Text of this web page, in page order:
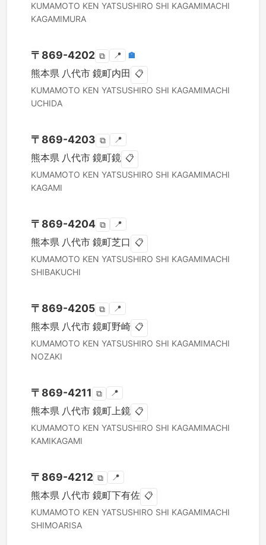
KUMAMOTO KEN YATSUSHIRO SHI KAGAMIMACHI
KAGAMIMURA
〒 869-4202 ⧉ 📍 🏣
熊本県 八代市 鏡町内田 📋
KUMAMOTO KEN YATSUSHIRO SHI KAGAMIMACHI
UCHIDA
〒 869-4203 ⧉ 📍
熊本県 八代市 鏡町鏡 📋
KUMAMOTO KEN YATSUSHIRO SHI KAGAMIMACHI
KAGAMI
〒 869-4204 ⧉ 📍
熊本県 八代市 鏡町芝口 📋
KUMAMOTO KEN YATSUSHIRO SHI KAGAMIMACHI
SHIBAKUCHI
〒 869-4205 ⧉ 📍
熊本県 八代市 鏡町野崎 📋
KUMAMOTO KEN YATSUSHIRO SHI KAGAMIMACHI
NOZAKI
〒 869-4211 ⧉ 📍
熊本県 八代市 鏡町上鏡 📋
KUMAMOTO KEN YATSUSHIRO SHI KAGAMIMACHI
KAMIKAGAMI
〒 869-4212 ⧉ 📍
熊本県 八代市 鏡町下有佐 📋
KUMAMOTO KEN YATSUSHIRO SHI KAGAMIMACHI
SHIMOARISA